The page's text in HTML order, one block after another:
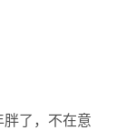
了，不在意